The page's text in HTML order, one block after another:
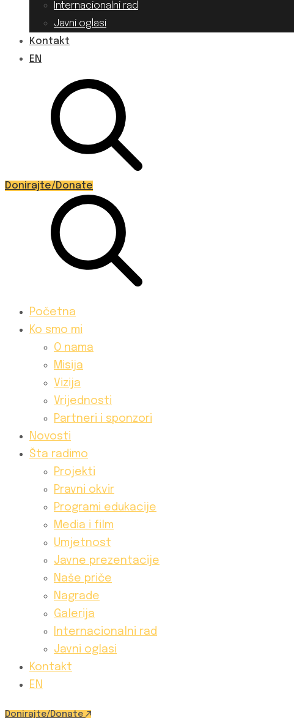
Internacionalni rad
Javni oglasi
Kontakt
EN
Donirajte/Donate
Početna
Ko smo mi
O nama
Misija
Vizija
Vrijednosti
Partneri i sponzori
Novosti
Šta radimo
Projekti
Pravni okvir
Programi edukacije
Media i film
Umjetnost
Javne prezentacije
Naše priče
Nagrade
Galerija
Internacionalni rad
Javni oglasi
Kontakt
EN
Donirajte/Donate